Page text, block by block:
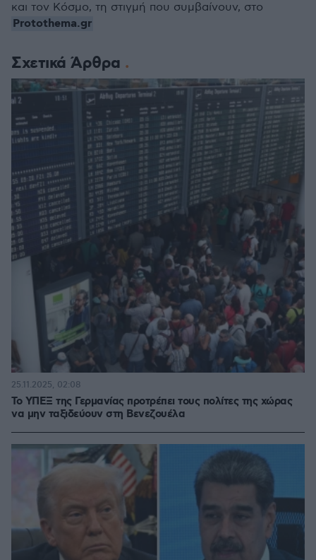
Σχετικά Άρθρα
Το ΥΠΕΞ της Γερμανίας προτρέπει τους πολίτες της χώρας
να μην ταξιδεύουν στη Βενεζουέλα
25.11.2025, 02:08
και τον Κόσμο, τη στιγμή που συμβαίνουν, στο
Protothema.gr